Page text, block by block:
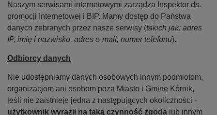
Naszym serwisami internetowymi zarządza Inspektor ds.
promocji Internetowej i BIP. Mamy dostęp do Państwa
danych zebranych przez nasze serwisy (takich jak: adres
IP, imię i nazwisko, adres e-mail, numer telefonu).
Odbiorcy danych
Nie udostępniamy danych osobowych innym podmiotom,
organizacjom ani osobom poza Miasto i Gminę Kórnik,
jeśli nie zaistnieje jedna z następujących okoliczności -
użytkownik wyraził na taką czynność zgoda lub innym